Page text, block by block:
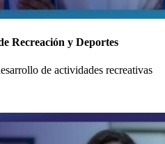
Recreación y Deportes
de actividades recreativas